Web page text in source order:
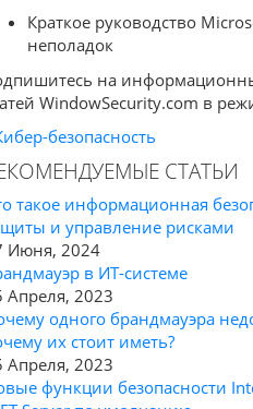
Краткое руководство
неполадок
на
WindowSecurity.com в
безопасность
СТАТЬИ
такое информационная
и управление рисками
Июня, 2024
в ИТ-системе
Апреля, 2023
одного брандмауэра
их стоит иметь?
Апреля, 2023
функции безопасности